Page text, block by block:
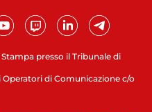
presso il Tribunale di
di Comunicazione c/o